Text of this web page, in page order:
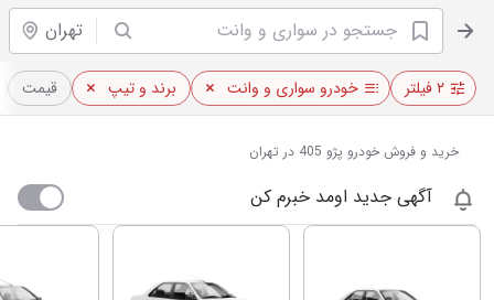
تهران
۲ فیلتر خودرو سواری و وانت برند و تیپ قیمت
خرید و فروش خودرو پژو 405 در تهران
آگهی جدید اومد خبرم کن